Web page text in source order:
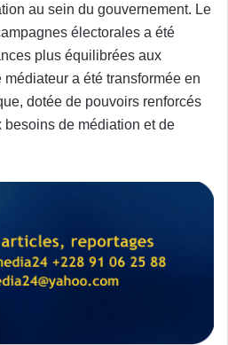
au sein du gouvernement. Le
électorales a été
plus équilibrées aux
a été transformée en
dotée de pouvoirs renforcés
besoins de médiation et de